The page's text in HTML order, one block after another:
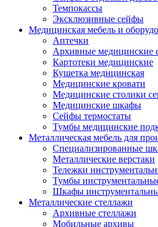
Темпокассы
Эксклюзивные сейфы
Медицинская мебель и
Аптечки
Архивные медицинские
Картотеки медицинские
Кушетка медицинская
Медицинские кровати
Медицинские столики
Медицинские шкафы
Сейфы термостаты
Тумбы медицинские
Металлическая мебель для
Cпециализированные
Металлические верстаки
Тележки
Тумбы
Шкафы
Металлические стеллажи
Архивные стеллажи
Мобильные архивы